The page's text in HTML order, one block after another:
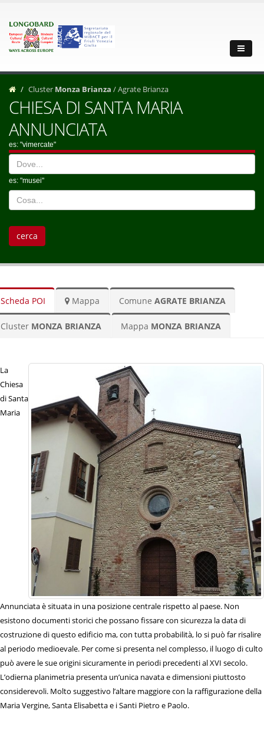
Cluster Monza Brianza / Agrate Brianza
CHIESA DI SANTA MARIA
ANNUNCIATA
es: "vimercate"
es: "musei"
Scheda POI Mappa Comune AGRATE BRIANZA
Cluster MONZA BRIANZA Mappa MONZA BRIANZA
La
Chiesa
di Santa
Maria
Annunciata è situata in una posizione centrale rispetto al paese. Non
esistono documenti storici che possano fissare con sicurezza la data di
costruzione di questo edificio ma, con tutta probabilità, lo si può far risalire
al periodo medioevale. Per come si presenta nel complesso, il luogo di culto
può avere le sue origini sicuramente in periodi precedenti al XVI secolo.
L’odierna planimetria presenta un’unica navata e dimensioni piuttosto
considerevoli. Molto suggestivo l’altare maggiore con la raffigurazione della
Maria Vergine, Santa Elisabetta e i Santi Pietro e Paolo.